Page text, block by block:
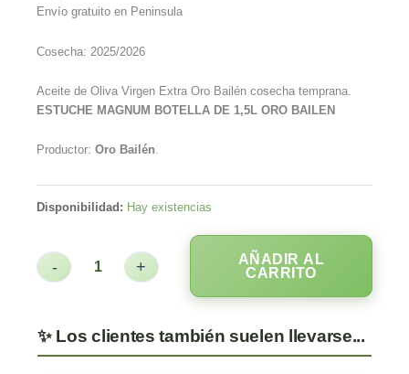
Envío gratuito en Peninsula
Cosecha: 2025/2026
Aceite de Oliva Virgen Extra Oro Bailén cosecha temprana.
ESTUCHE MAGNUM BOTELLA DE 1,5L ORO BAILEN
Productor: Oro Bailén.
Disponibilidad: Hay existencias
- +
AÑADIR AL
CARRITO